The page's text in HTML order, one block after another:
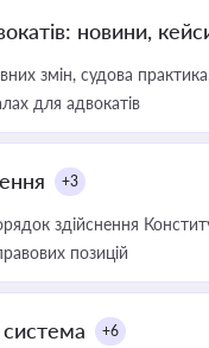
новини,
змін, судова
для адвокатів
+3
здійснення
позицій
+6